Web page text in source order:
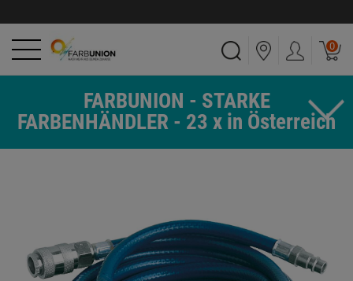
0
FARBUNION - STARKE
FARBENHÄNDLER - 23 x in Österreich